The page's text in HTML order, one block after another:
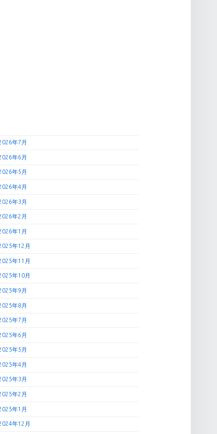
年7月
年6月
年5月
年4月
年3月
年2月
年1月
年12月
年11月
年10月
年9月
年8月
年7月
年6月
年5月
年4月
年3月
年2月
年1月
年12月